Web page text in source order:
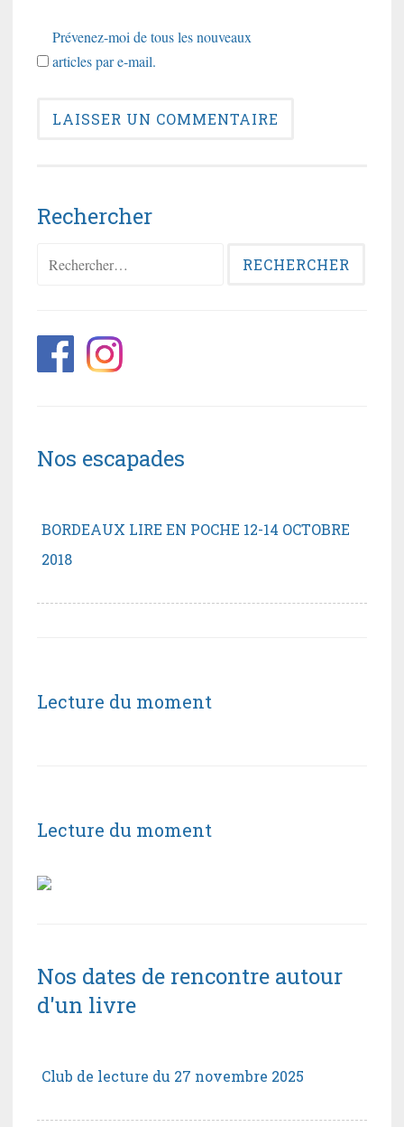
Prévenez-moi de tous les nouveaux
articles par e-mail.
Rechercher
Rechercher :
Nos escapades
BORDEAUX LIRE EN POCHE 12-14 OCTOBRE
2018
Lecture du moment
Lecture du moment
Nos dates de rencontre autour
d'un livre
Club de lecture du 27 novembre 2025